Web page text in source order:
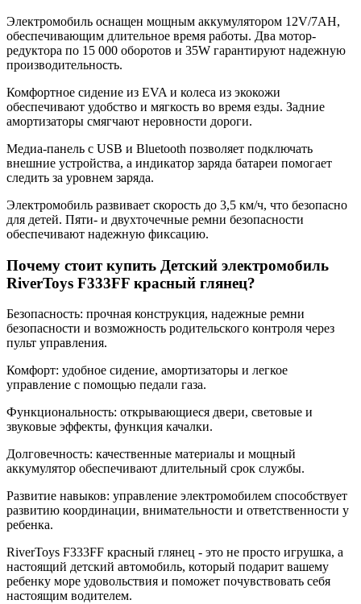
Электромобиль оснащен мощным аккумулятором 12V/7AH,
обеспечивающим длительное время работы. Два мотор-
редуктора по 15 000 оборотов и 35W гарантируют надежную
производительность.
Комфортное сидение из EVA и колеса из экокожи
обеспечивают удобство и мягкость во время езды. Задние
амортизаторы смягчают неровности дороги.
Медиа-панель с USB и Bluetooth позволяет подключать
внешние устройства, а индикатор заряда батареи помогает
следить за уровнем заряда.
Электромобиль развивает скорость до 3,5 км/ч, что безопасно
для детей. Пяти- и двухточечные ремни безопасности
обеспечивают надежную фиксацию.
Почему стоит купить Детский электромобиль
RiverToys F333FF красный глянец?
Безопасность: прочная конструкция, надежные ремни
безопасности и возможность родительского контроля через
пульт управления.
Комфорт: удобное сидение, амортизаторы и легкое
управление с помощью педали газа.
Функциональность: открывающиеся двери, световые и
звуковые эффекты, функция качалки.
Долговечность: качественные материалы и мощный
аккумулятор обеспечивают длительный срок службы.
Развитие навыков: управление электромобилем способствует
развитию координации, внимательности и ответственности у
ребенка.
RiverToys F333FF красный глянец - это не просто игрушка, а
настоящий детский автомобиль, который подарит вашему
ребенку море удовольствия и поможет почувствовать себя
настоящим водителем.